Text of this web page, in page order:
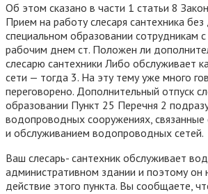
Об этом сказано в части 1 статьи 8
Прием на работу слесаря сантехника
специальном образовании сотрудникам
рабочим днем ст. Положен ли
слесарю сантехники Либо обслуживает
сети — тогда 3. На эту тему уже много
переговорено. Дополнительный отпуск
образовании Пункт 25 Перечня 2
водопроводных сооружениях,
и обслуживанием водопроводных сетей.
Ваш слесарь- сантехник обслуживает
административном здании и поэтому он
действие этого пункта. Вы сообщаете,